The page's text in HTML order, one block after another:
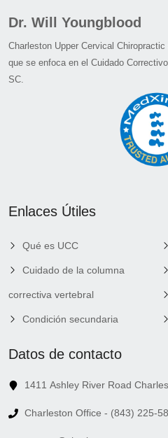
Dr. Will Youngblood
Charleston Upper Cervical
que se enfoca en el Cuidado
SC.
Enlaces Útiles
Qué es UCC
Cuidado de la columna
correctiva vertebral
Condición secundaria
Datos de contacto
1411 Ashley River Road
Charleston Office - (843) 225-